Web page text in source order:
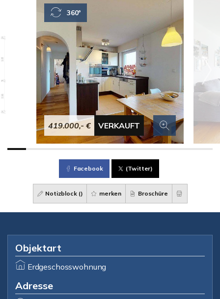
419.000,- € VERKAUFT
360°
Facebook (Twitter)
Notizblock () merken Broschüre
Objektart
Erdgeschosswohnung
Adresse